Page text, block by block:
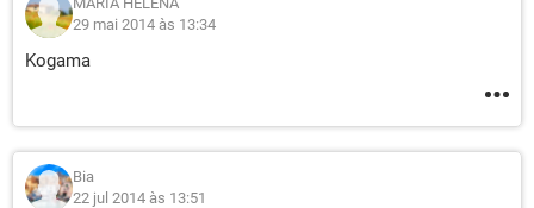
29 mai 2014 às 13:34
Kogama
Bia
22 jul 2014 às 13:51